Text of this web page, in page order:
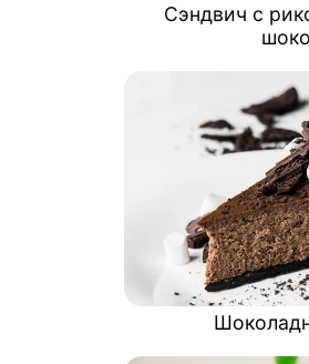
Сэндвич с